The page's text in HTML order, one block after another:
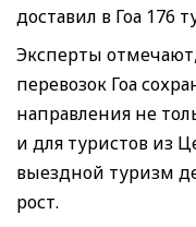
доставил в Гоа 176
Эксперты
перевозок Гоа
направления не
и для туристов из
выездной туризм
рост.